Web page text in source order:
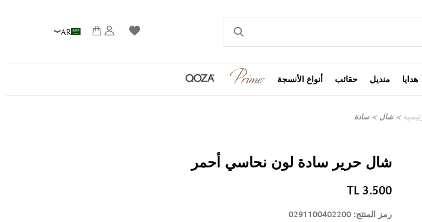
AR
هدايا منديل حقائب أنواع الأنسجة
> شال > سادة
شال حرير سادة لون نحاسي أحمر
3.500
رمز المنتج: 0291100402200